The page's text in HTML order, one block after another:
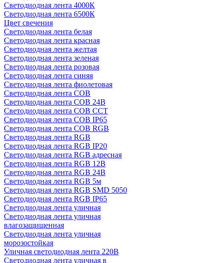
Светодиодная лента 4000К
Светодиодная лента 6500К
Цвет свечения
Светодиодная лента белая
Светодиодная лента красная
Светодиодная лента желтая
Светодиодная лента зеленая
Светодиодная лента розовая
Светодиодная лента синяя
Светодиодная лента фиолетовая
Светодиодная лента COB
Светодиодная лента COB 24В
Светодиодная лента COB CCT
Светодиодная лента COB IP65
Светодиодная лента COB RGB
Светодиодная лента RGB
Светодиодная лента RGB IP20
Светодиодная лента RGB адресная
Светодиодная лента RGB 12В
Светодиодная лента RGB 24В
Светодиодная лента RGB 5м
Светодиодная лента RGB SMD 5050
Светодиодная лента RGB IP65
Светодиодная лента уличная
Светодиодная лента уличная
влагозащищенная
Светодиодная лента уличная
морозостойкая
Уличная светодиодная лента 220В
Светодиодная лента уличная в